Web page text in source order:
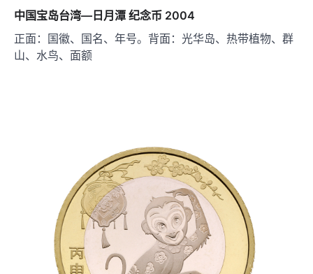
中国宝岛台湾—日月潭 纪念币 2004
正面：国徽、国名、年号。背面：光华岛、热带植物、群
山、水鸟、面额